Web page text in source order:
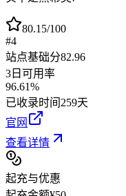
80.15/100
#4
站点基础分82.96
3日可用率
96.61%
已收录时间 259天
官网
查看详情
起充与优惠